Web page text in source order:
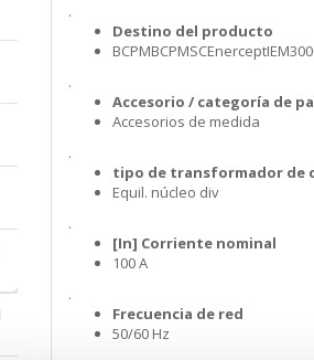
.
Destino del producto
.
Accesorio / categoría de
Accesorios de medida
.
tipo de transformador de
Equil. núcleo div
.
[In] Corriente nominal
100 A
.
Frecuencia de red
50/60 Hz